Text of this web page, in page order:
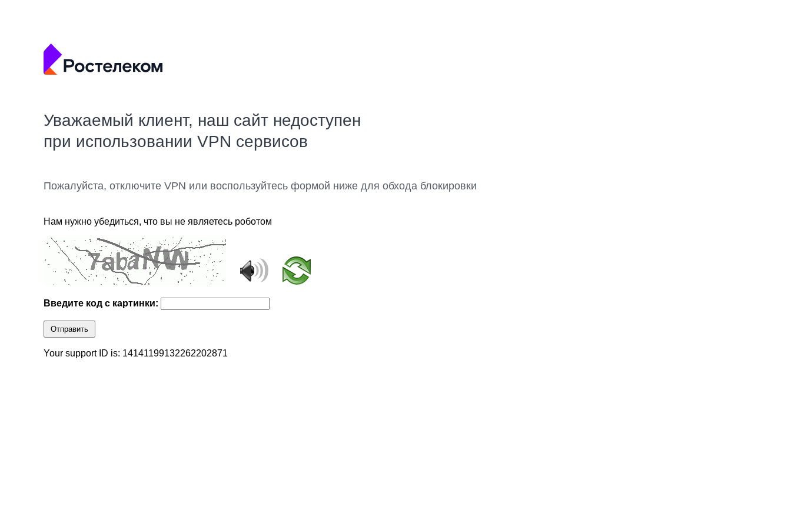
Уважаемый клиент, наш сайт недоступен
при использовании VPN сервисов
Пожалуйста, отключите VPN или воспользуйтесь формой ниже для обхода блокировки
Нам нужно убедиться, что вы не являетесь роботом
Введите код с картинки:
Отправить
Your support ID is: 14141199132262202871